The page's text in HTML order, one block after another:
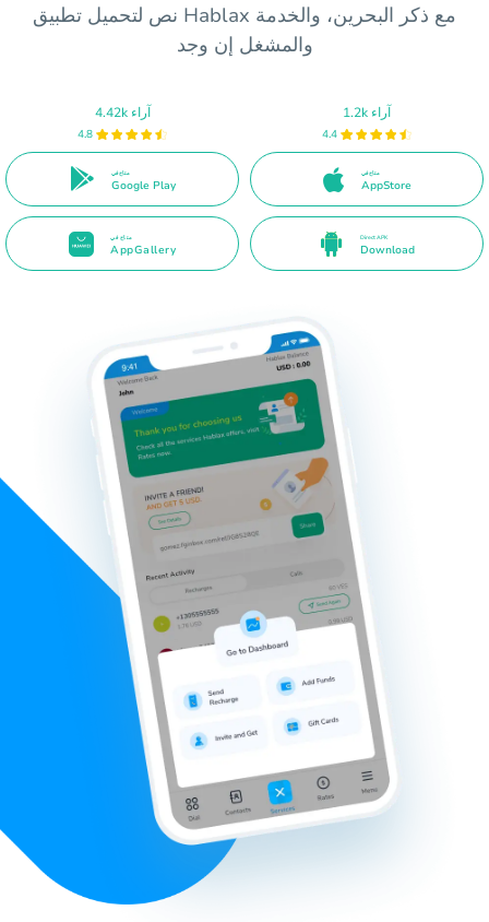
نص لتحميل تطبيق Hablax مع ذكر البحرين، والخدمة
والمشغل إن وجد
4.42k آراء
4.8
متاح في
Google Play
1.2k آراء
4.4
متاح في
AppStore
متاح في
AppGallery
Direct APK
Download